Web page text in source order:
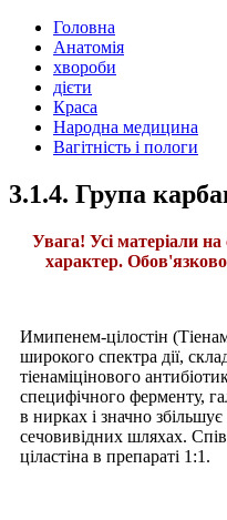
Головна
Анатомія
хвороби
дієти
Краса
Народна медицина
Вагітність і пологи
3.1.4. Група
Увага! Усі матеріали
характер.
Имипенем-цілостін
широкого спектра дії,
тіенаміцінового
специфічного ферменту,
в нирках і значно
сечовивідних шляхах.
ціластіна в препараті 1:1.